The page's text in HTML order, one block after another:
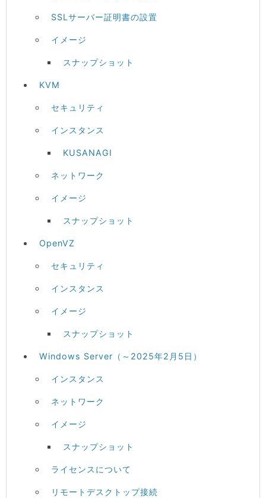
SSLサーバー証明書の設置
イメージ
スナップショット
KVM
セキュリティ
インスタンス
KUSANAGI
ネットワーク
イメージ
スナップショット
OpenVZ
セキュリティ
インスタンス
イメージ
スナップショット
Windows Server（～2025年2月5日）
インスタンス
ネットワーク
イメージ
スナップショット
ライセンスについて
リモートデスクトップ接続